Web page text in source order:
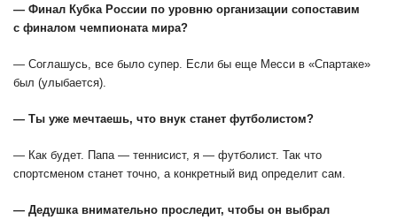
— Финал Кубка России по уровню организации сопоставим
с финалом чемпионата мира?
— Соглашусь, все было супер. Если бы еще Месси в «Спартаке»
был (улыбается).
— Ты уже мечтаешь, что внук станет футболистом?
— Как будет. Папа — теннисист, я — футболист. Так что
спортсменом станет точно, а конкретный вид определит сам.
— Дедушка внимательно проследит, чтобы он выбрал